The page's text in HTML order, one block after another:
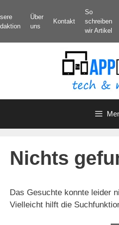
Inhalt
springen
Über
uns
Kontakt
So
schreiben
wir Artikel
Nichts
Das Gesuchte konnte leider
Vielleicht hilft die